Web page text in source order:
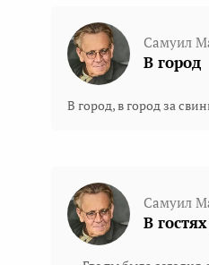
Самуил
В город
В город, в город за
Самуил
В